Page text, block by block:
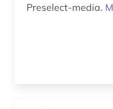
Preselect-media.